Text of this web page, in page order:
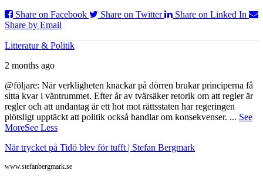
Share on Facebook
Share on Twitter
Share on Linked In
Share by Email
Litteratur & Politik
2 months ago
@följare: När verkligheten knackar på dörren brukar principerna få
sitta kvar i väntrummet. Efter år av tvärsäker retorik om att regler är
regler och att undantag är ett hot mot rättsstaten har regeringen
plötsligt upptäckt att politik också handlar om konsekvenser. ... See
MoreSee Less
När trycket på Tidö blev för tufft | Stefan Bergmark
www.stefanbergmark.se